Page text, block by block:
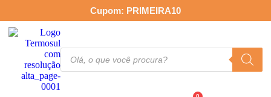
Cupom: PRIMEIRA10